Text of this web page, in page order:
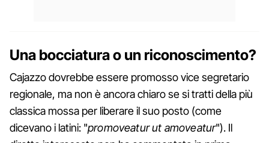
Una bocciatura o un riconoscimento?
Cajazzo dovrebbe essere promosso vice segretario
regionale, ma non è ancora chiaro se si tratti della più
classica mossa per liberare il suo posto (come
dicevano i latini: "promoveatur ut amoveatur"). Il